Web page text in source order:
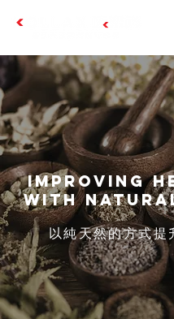
Improving
with
以純天然的方式提